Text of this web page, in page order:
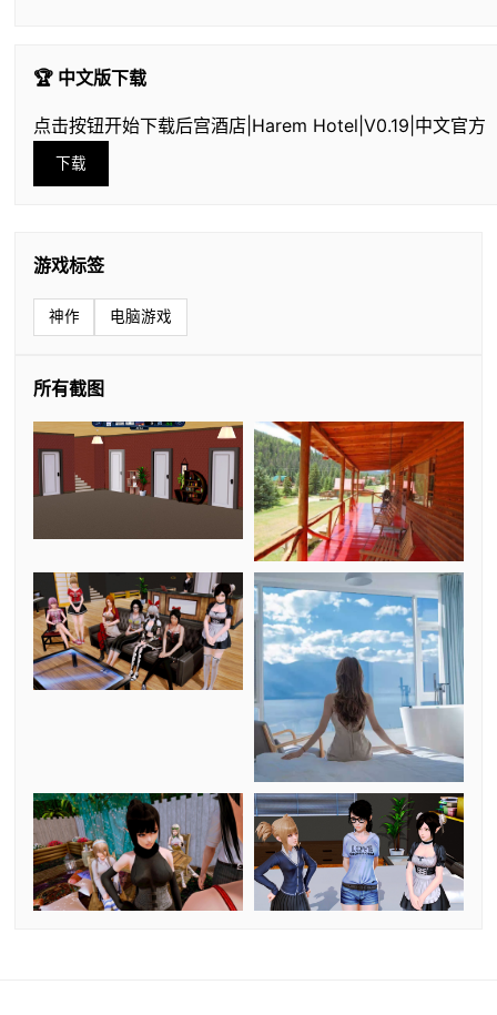
🏆 中文版下载
点击按钮开始下载后宫酒店|Harem Hotel|V0.19|中文官方
下载
游戏标签
神作 电脑游戏
所有截图